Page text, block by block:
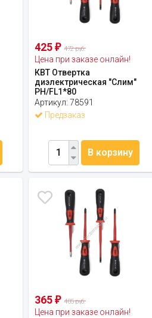
425₽ 472 руб.
Цена при заказе онлайн!
КВТ Отвертка
диэлектрическая "Слим"
PH/FL1*80
Артикул:78591
Предзаказ
В корзину
365₽ 405 руб.
Цена при заказе онлайн!